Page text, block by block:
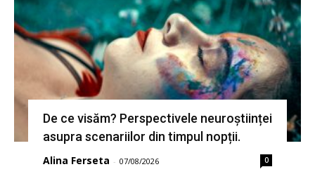
De ce visăm? Perspectivele neuroștiinței
asupra scenariilor din timpul nopții.
Alina Ferseta - 07/08/2026 0